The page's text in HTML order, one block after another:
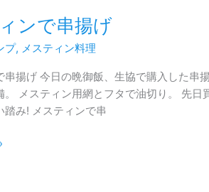
ンで串揚げ
プ, メスティン料理
串揚げ 今日の晩御飯、生協で購入した串
。 メスティン用網とフタで油切り。 先日
踏み! メスティンで串